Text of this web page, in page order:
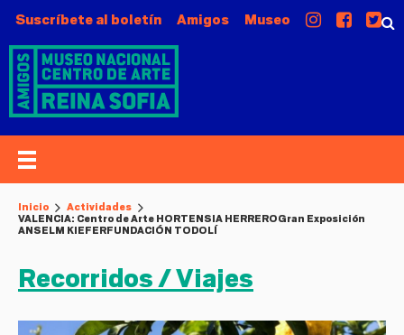
Suscríbete al boletín Amigos Museo
Inicio
Actividades
VALENCIA: Centro de Arte HORTENSIA HERREROGran Exposición
ANSELM KIEFERFUNDACIÓN TODOLÍ
Recorridos / Viajes